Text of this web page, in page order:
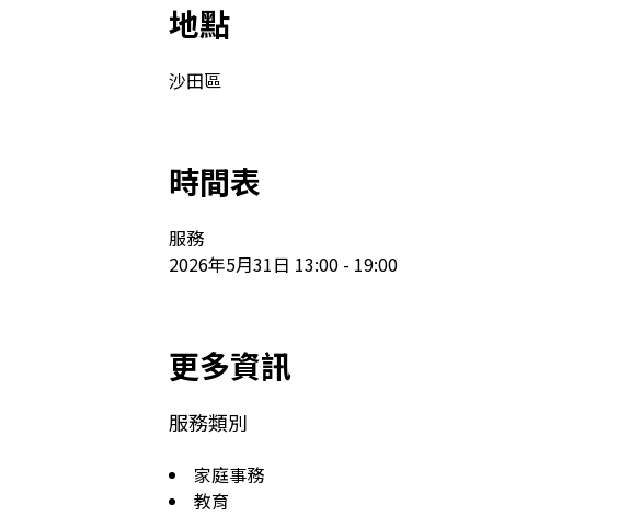
地點
沙田區
時間表
服務
2026年5月31日 13:00 - 19:00
更多資訊
服務類別
家庭事務
教育